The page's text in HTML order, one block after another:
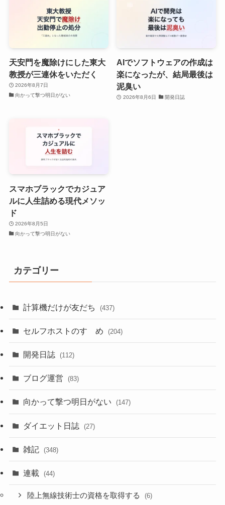
天安門を魔除けにした東大
教授が三連休をいただく
2026年8月7日
向かって撃つ明日がない
AIでソフトウェアの作成は
楽になったが、結局最後は
泥臭い
2026年8月6日 開発日誌
スマホブラックでカジュア
ルに人生詰める現代メソッ
ド
2026年8月5日
向かって撃つ明日がない
カテゴリー
計算機だけが友だち (437)
セルフホストのすゝめ (204)
開発日誌 (112)
ブログ運営 (83)
向かって撃つ明日がない (147)
ダイエット日誌 (27)
雑記 (348)
連載 (44)
陸上無線技術士の資格を取得する (6)